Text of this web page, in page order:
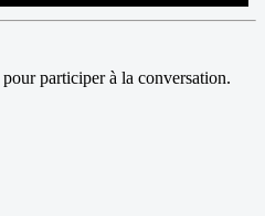
pour participer à la conversation.